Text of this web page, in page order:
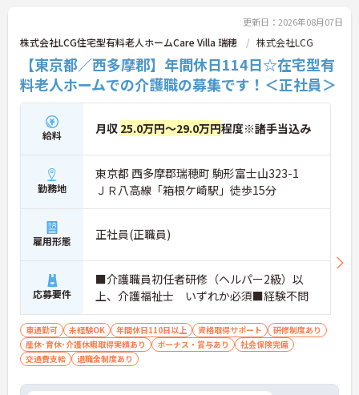
更新日：2026年08月07日
株式会社LCG住宅型有料老人ホームCare Villa 瑞穂 株式会社LCG
【東京都／西多摩郡】年間休日114日☆在宅型有
料老人ホームでの介護職の募集です！＜正社員＞
給料 月収 25.0万円～29.0万円程度※諸手当込み
勤務地
東京都 西多摩郡瑞穂町 駒形富士山323-1
ＪＲ八高線「箱根ケ崎駅」徒歩15分
雇用形態 正社員(正職員)
応募要件
■介護職員初任者研修（ヘルパー2級）以
上、介護福祉士 いずれか必須■経験不問
車通勤可 未経験OK 年間休日110日以上 資格取得サポート
研修制度あり
産休･育休･介護休暇取得実績あり
ボーナス・賞与あり
社会保険完備
交通費支給
退職金制度あり